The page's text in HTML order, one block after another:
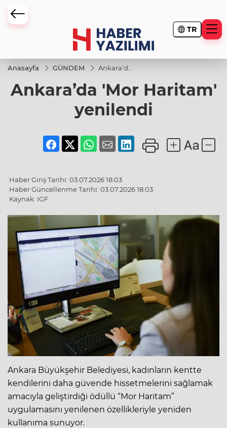
TR
Anasayfa GÜNDEM
Ankara’da
Haritam'
yenilendi
Ankara’da 'Mor Haritam'
yenilendi
Haber Giriş Tarihi: 03.07.2026 18:03
Haber Güncellenme Tarihi: 03.07.2026 18:03
Kaynak: IGF
Ankara Büyükşehir Belediyesi, kadınların kentte
kendilerini daha güvende hissetmelerini sağlamak
amacıyla geliştirdiği ödüllü “Mor Haritam”
uygulamasını yenilenen özellikleriyle yeniden
kullanıma sunuyor.